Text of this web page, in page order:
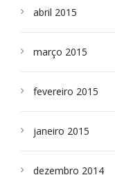
abril 2015
março 2015
fevereiro 2015
janeiro 2015
dezembro 2014